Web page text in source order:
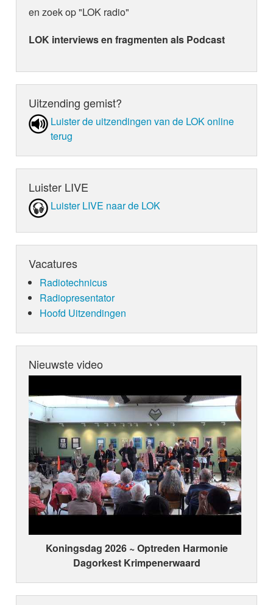
en zoek op "LOK radio"
LOK interviews en fragmenten als Podcast
Uitzending gemist?
Luister de uit­zen­din­gen van de LOK online
terug
Luister LIVE
Luister LIVE naar de LOK
Vacatures
Radiotechnicus
Radiopresentator
Hoofd Uitzendingen
Nieuwste video
Koningsdag 2026 ~ Optreden Harmonie
Dagorkest Krimpenerwaard